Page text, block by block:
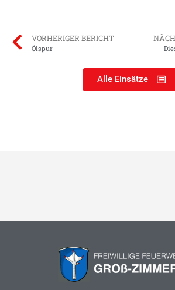
VORHERIGER BERICHT
Ölspur
Alle Einsätze